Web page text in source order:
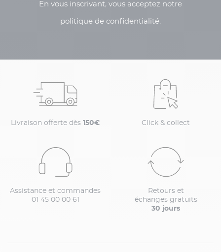
En vous inscrivant, vous acceptez notre
politique de confidentialité.
Livraison offerte dès 150€ Click & collect
Assistance et commandes
01 45 00 00 61
Retours et
échanges gratuits
30 jours